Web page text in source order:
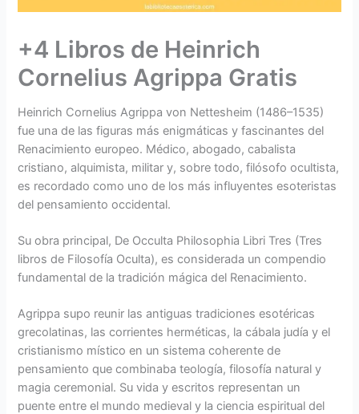
+4 Libros de Heinrich
Cornelius Agrippa Gratis
Heinrich Cornelius Agrippa von Nettesheim (1486–1535)
fue una de las figuras más enigmáticas y fascinantes del
Renacimiento europeo. Médico, abogado, cabalista
cristiano, alquimista, militar y, sobre todo, filósofo ocultista,
es recordado como uno de los más influyentes esoteristas
del pensamiento occidental.
Su obra principal, De Occulta Philosophia Libri Tres (Tres
libros de Filosofía Oculta), es considerada un compendio
fundamental de la tradición mágica del Renacimiento.
Agrippa supo reunir las antiguas tradiciones esotéricas
grecolatinas, las corrientes herméticas, la cábala judía y el
cristianismo místico en un sistema coherente de
pensamiento que combinaba teología, filosofía natural y
magia ceremonial. Su vida y escritos representan un
puente entre el mundo medieval y la ciencia espiritual del